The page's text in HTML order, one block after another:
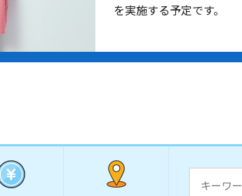
を実施する予定です。